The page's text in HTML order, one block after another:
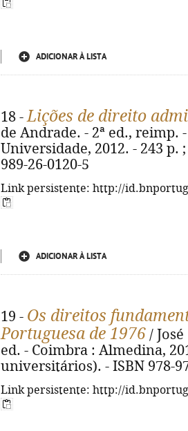
ADICIONAR À LISTA
18 -Lições de direito
de Andrade. - 2ª ed., reimp.
Universidade, 2012. - 243 p.
989-26-0120-5
Link persistente: http://
ADICIONAR À LISTA
19 - Os direitos
Portuguesa de 1976 /
ed. - Coimbra : Almedina,
universitários). - ISBN 978-
Link persistente: http://